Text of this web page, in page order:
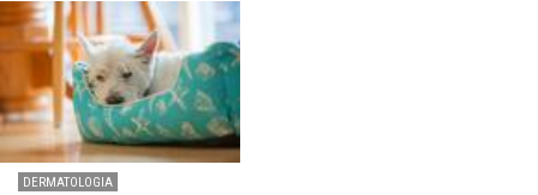
DERMATOLOGIA